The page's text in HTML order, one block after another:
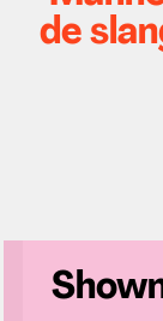
de